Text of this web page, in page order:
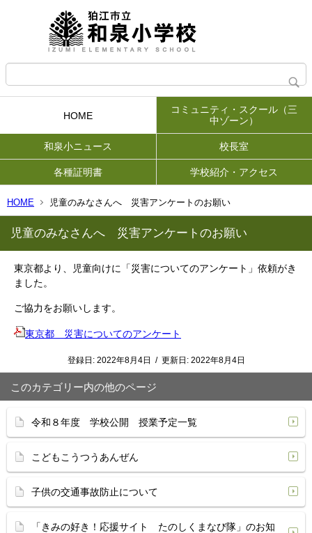
HOME
コミュニティ・スクール（三
中ゾーン）
和泉小ニュース 校長室
各種証明書 学校紹介・アクセス
HOME 児童のみなさんへ 災害アンケートのお願い
児童のみなさんへ 災害アンケートのお願い
東京都より、児童向けに「災害についてのアンケート」依頼がき
ました。
ご協力をお願いします。
東京都 災害についてのアンケート
登録日: 2022年8月4日 / 更新日: 2022年8月4日
このカテゴリー内の他のページ
令和８年度 学校公開 授業予定一覧
こどもこうつうあんぜん
子供の交通事故防止について
「きみの好き！応援サイト たのしくまなび隊」のお知